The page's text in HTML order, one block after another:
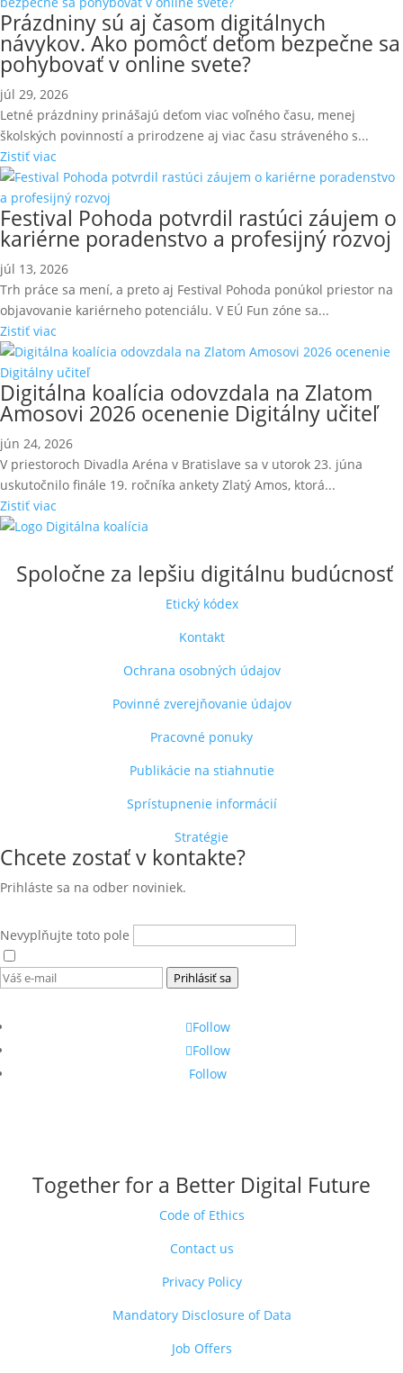
Prázdniny sú aj časom digitálnych
návykov. Ako pomôcť deťom bezpečne sa
pohybovať v online svete?
júl 29, 2026
Letné prázdniny prinášajú deťom viac voľného času, menej
školských povinností a prirodzene aj viac času stráveného s...
Zistiť viac
Festival Pohoda potvrdil rastúci záujem o
kariérne poradenstvo a profesijný rozvoj
júl 13, 2026
Trh práce sa mení, a preto aj Festival Pohoda ponúkol priestor na
objavovanie kariérneho potenciálu. V EÚ Fun zóne sa...
Zistiť viac
Digitálna koalícia odovzdala na Zlatom
Amosovi 2026 ocenenie Digitálny učiteľ
jún 24, 2026
V priestoroch Divadla Aréna v Bratislave sa v utorok 23. júna
uskutočnilo finále 19. ročníka ankety Zlatý Amos, ktorá...
Zistiť viac
Spoločne za lepšiu digitálnu budúcnosť
Etický kódex
Kontakt
Ochrana osobných údajov
Povinné zverejňovanie údajov
Pracovné ponuky
Publikácie na stiahnutie
Sprístupnenie informácií
Stratégie
Chcete zostať v kontakte?
Prihláste sa na odber noviniek.
Nevyplňujte toto pole
Prihlásiť sa
Follow
Follow
Follow
Together for a Better Digital Future
Code of Ethics
Contact us
Privacy Policy
Mandatory Disclosure of Data
Job Offers